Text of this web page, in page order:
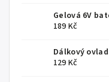
Gelová 6V
189 Kč
Dálkový
129 Kč